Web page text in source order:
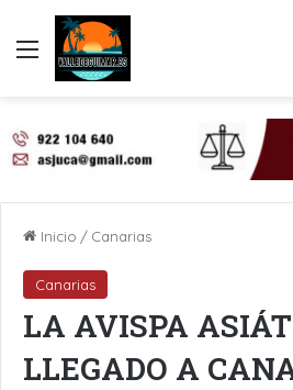
Menú
Inicio / Canarias
Canarias
LA AVISPA
LLEGADO A